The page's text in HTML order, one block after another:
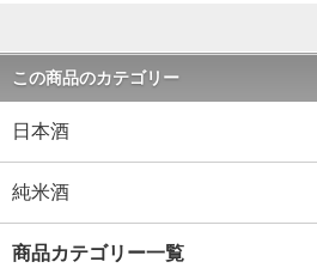
この商品のカテゴリー
日本酒
純米酒
商品カテゴリー一覧